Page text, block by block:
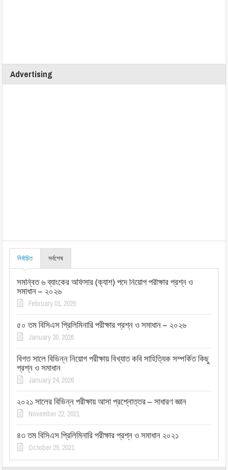
Advertising
নির্বাচিত সর্বশেষ
সমন্বিত ৬ ব্যাংকের অফিসার (ক্যাশ) পদে নিয়োগ পরীক্ষার প্রশ্ন ও
সমাধান – ২০২৬
February 01, 2026
৫০ তম বিসিএস প্রিলিমিনারি পরীক্ষার প্রশ্ন ও সমাধান – ২০২৬
January 30, 2026
বিগত সালে বিভিন্ন নিয়োগ পরীক্ষায় বিখ্যাত কবি সাহিত্যিক সম্পর্কিত কিছু
প্রশ্ন ও সমাধান
January 24, 2026
২০২১ সালের বিভিন্ন পরীক্ষায় আসা প্রশ্নোত্তর – সাধারণ জ্ঞান
November 22, 2021
৪৩ তম বিসিএস প্রিলিমিনারি পরীক্ষার প্রশ্ন ও সমাধান ২০২১
October 29, 2021